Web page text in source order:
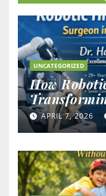
UNCATEGORIZED
How
Outcomes
APRIL 7, 2026